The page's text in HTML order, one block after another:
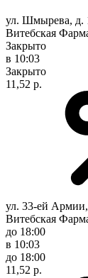
ул. Шмырева, д.
Витебская
Закрыто
в 10:03
Закрыто
11,52 р.
ул. 33-ей
Витебская
до 18:00
в 10:03
до 18:00
11,52 р.